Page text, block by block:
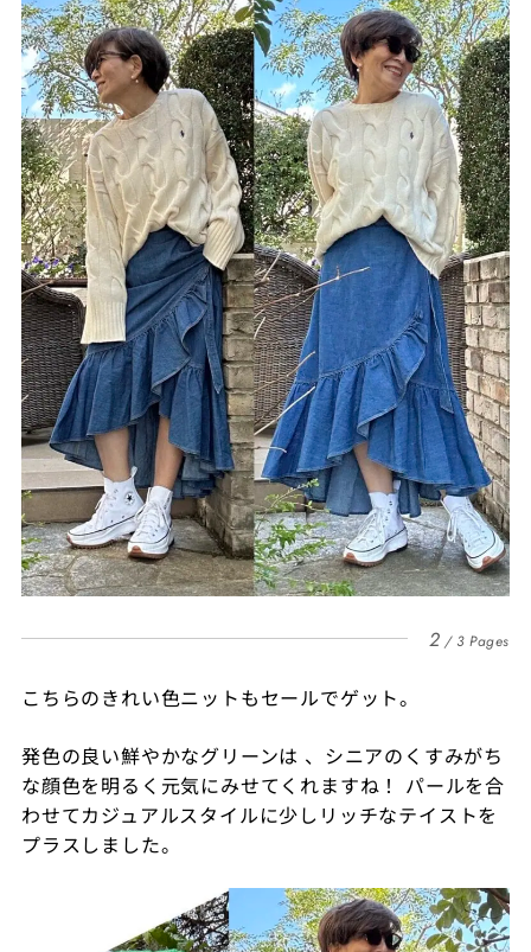
2 3 Pages
こちらのきれい色ニットもセールでゲット。
発色の良い鮮やかなグリーンは 、 シニアのくすみがち
な顔色を明るく元気にみせてくれますね！ パールを合
わせてカジュアルスタイルに少しリッチなテイストを
プラスしました。